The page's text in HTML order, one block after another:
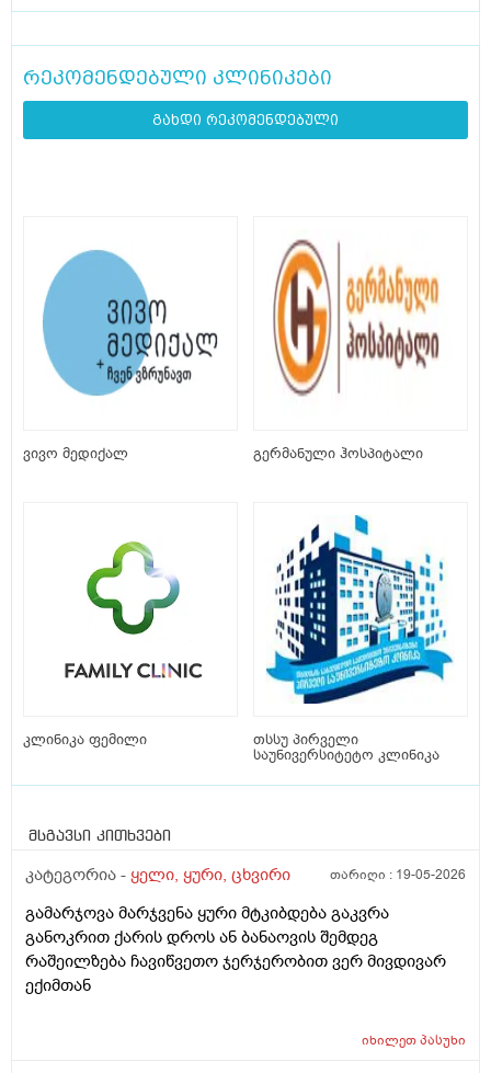
რეკომენდებული კლინიკები
გახდი რეკომენდებული
ვივო მედიქალ გერმანული ჰოსპიტალი
კლინიკა ფემილი
თსსუ პირველი
საუნივერსიტეტო კლინიკა
მსგავსი კითხვები
კატეგორია - ყელი, ყური, ცხვირი თარიღი : 19-05-2026
გამარჯოვა მარჯვენა ყური მტკიბდება გაკვრა
განოკრით ქარის დროს ან ბანაოვის შემდეგ
რაშეილზება ჩავიწვეთო ჯერჯერობით ვერ მივდივარ
ექიმთან
იხილეთპასუხი